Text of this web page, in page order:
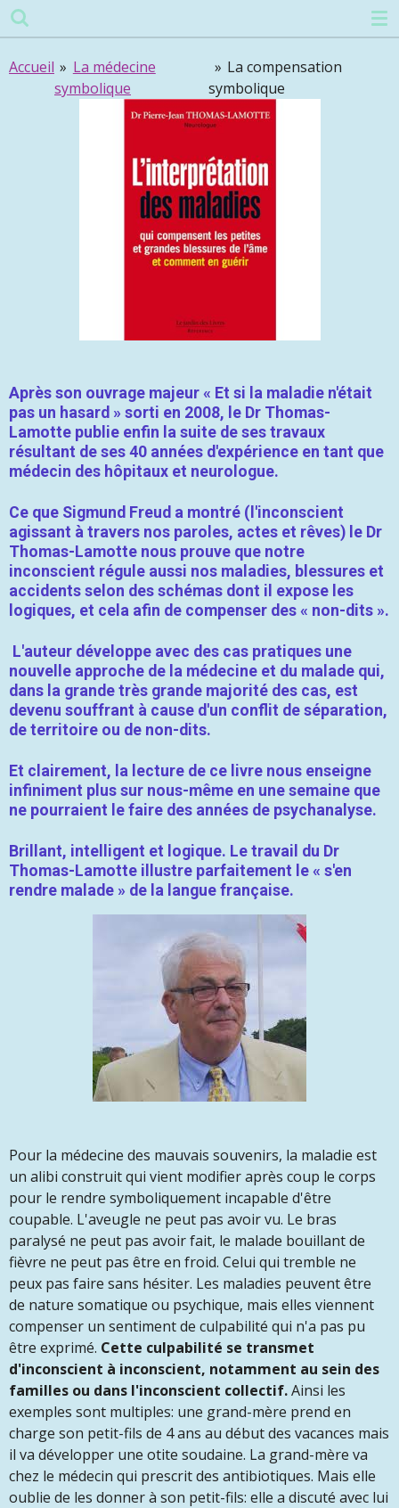
Passer
au
contenu
principal
Accueil » La médecine
symbolique
» La compensation
symbolique
Après son ouvrage majeur « Et si la maladie n'était
pas un hasard » sorti en 2008, le Dr Thomas-
Lamotte publie enfin la suite de ses travaux
résultant de ses 40 années d'expérience en tant que
médecin des hôpitaux et neurologue.
Ce que Sigmund Freud a montré (l'inconscient
agissant à travers nos paroles, actes et rêves) le Dr
Thomas-Lamotte nous prouve que notre
inconscient régule aussi nos maladies, blessures et
accidents selon des schémas dont il expose les
logiques, et cela afin de compenser des « non-dits ».
L'auteur développe avec des cas pratiques une
nouvelle approche de la médecine et du malade qui,
dans la grande très grande majorité des cas, est
devenu souffrant à cause d'un conflit de séparation,
de territoire ou de non-dits.
Et clairement, la lecture de ce livre nous enseigne
infiniment plus sur nous-même en une semaine que
ne pourraient le faire des années de psychanalyse.
Brillant, intelligent et logique. Le travail du Dr
Thomas-Lamotte illustre parfaitement le « s'en
rendre malade » de la langue française.
Pour la médecine des mauvais souvenirs, la maladie est
un alibi construit qui vient modifier après coup le corps
pour le rendre symboliquement incapable d'être
coupable. L'aveugle ne peut pas avoir vu. Le bras
paralysé ne peut pas avoir fait, le malade bouillant de
fièvre ne peut pas être en froid. Celui qui tremble ne
peux pas faire sans hésiter. Les maladies peuvent être
de nature somatique ou psychique, mais elles viennent
compenser un sentiment de culpabilité qui n'a pas pu
être exprimé. Cette culpabilité se transmet
d'inconscient à inconscient, notamment au sein des
familles ou dans l'inconscient collectif.Ainsi les
exemples sont multiples: une grand-mère prend en
charge son petit-fils de 4 ans au début des vacances mais
il va développer une otite soudaine. La grand-mère va
chez le médecin qui prescrit des antibiotiques. Mais elle
oublie de les donner à son petit-fils: elle a discuté avec lui